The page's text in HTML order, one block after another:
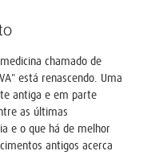
chamado de
está renascendo. Uma
antiga e em parte
as últimas
e o que há de melhor
antigos acerca